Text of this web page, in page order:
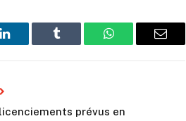
LinkedIn Tumblr WhatsAppEmail
prévus en